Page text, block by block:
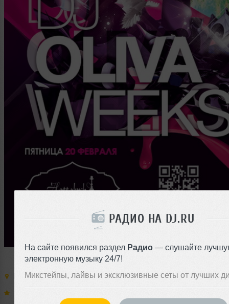
РАДИО НА DJ.RU
На сайте появился раздел Радио — слушайте
электронную музыку 24/7!
Микстейпы, лайвы и эксклюзивные сеты от лучших
Место:Hottabych,Россия ,Санкт-Петербург,Биржевой